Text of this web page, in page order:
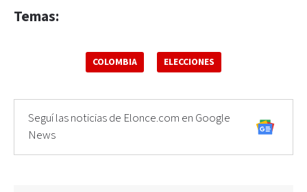
Temas:
COLOMBIA ELECCIONES
Seguí las noticias de Elonce.com en Google
News